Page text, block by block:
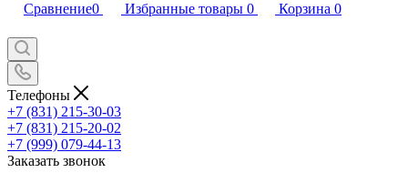
Сравнение0 Избранные товары 0 Корзина 0
Телефоны
+7 (831) 215-30-03
+7 (831) 215-20-02
+7 (999) 079-44-13
Заказать звонок